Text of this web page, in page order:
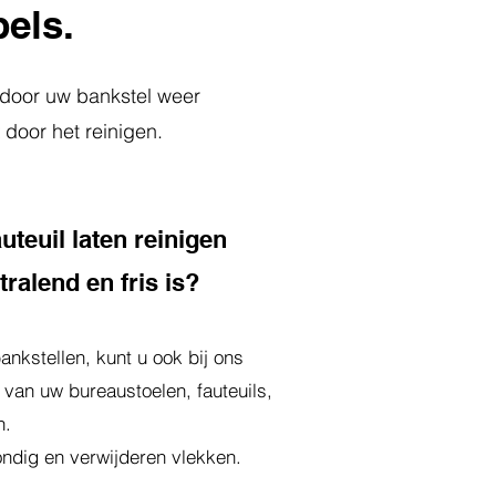
uw bankstel weer
het reinigen.
laten reinigen
en fris is?
kunt u ook bij ons
uw bureaustoelen, fauteuils,
en verwijderen vlekken.